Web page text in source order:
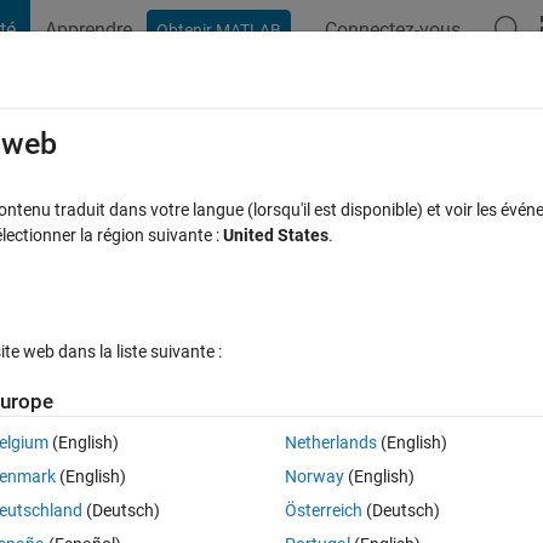
Apprendre Obtenir MATLAB Connectez-vous
annotations
Ouvrir dans MATLAB Online
, and their labels/annotations in xml file with Metatag markup as
this, any help
traduit dans votre langue (lorsqu'il est disponible) et voir les
la région suivante :United States.
web dans la liste suivante :
(English)
(English)
(Deutsch)
Netherlands(English)
Norway(English)
Österreich (Deutsch)